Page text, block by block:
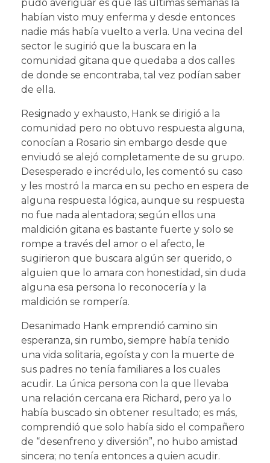
pudo averiguar es que las últimas semanas la
habían visto muy enferma y desde entonces
nadie más había vuelto a verla. Una vecina del
sector le sugirió que la buscara en la
comunidad gitana que quedaba a dos calles
de donde se encontraba, tal vez podían saber
de ella.
Resignado y exhausto, Hank se dirigió a la
comunidad pero no obtuvo respuesta alguna,
conocían a Rosario sin embargo desde que
enviudó se alejó completamente de su grupo.
Desesperado e incrédulo, les comentó su caso
y les mostró la marca en su pecho en espera de
alguna respuesta lógica, aunque su respuesta
no fue nada alentadora; según ellos una
maldición gitana es bastante fuerte y solo se
rompe a través del amor o el afecto, le
sugirieron que buscara algún ser querido, o
alguien que lo amara con honestidad, sin duda
alguna esa persona lo reconocería y la
maldición se rompería.
Desanimado Hank emprendió camino sin
esperanza, sin rumbo, siempre había tenido
una vida solitaria, egoísta y con la muerte de
sus padres no tenía familiares a los cuales
acudir. La única persona con la que llevaba
una relación cercana era Richard, pero ya lo
había buscado sin obtener resultado; es más,
comprendió que solo había sido el compañero
de “desenfreno y diversión”, no hubo amistad
sincera; no tenía entonces a quien acudir.